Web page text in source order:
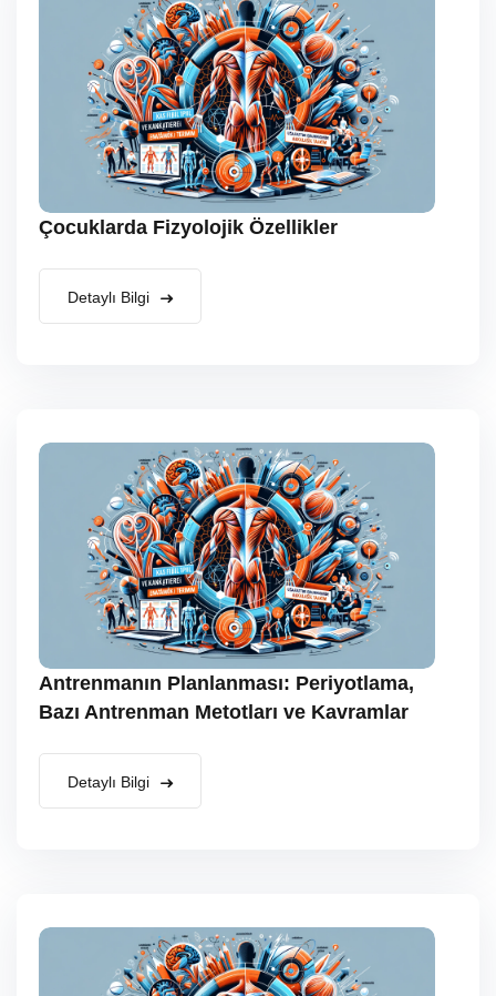
Çocuklarda Fizyolojik Özellikler
Detaylı Bilgi
Antrenmanın Planlanması: Periyotlama,
Bazı Antrenman Metotları ve Kavramlar
Detaylı Bilgi